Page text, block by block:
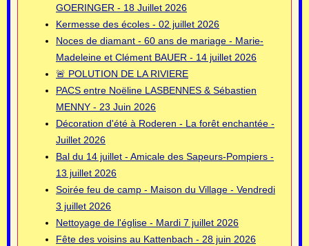
GOERINGER - 18 Juillet 2026
Kermesse des écoles - 02 juillet 2026
Noces de diamant - 60 ans de mariage - Marie-
Madeleine et Clément BAUER - 14 juillet 2026
🚨 POLUTION DE LA RIVIERE
PACS entre Noëline LASBENNES & Sébastien
MENNY - 23 Juin 2026
Décoration d'été à Roderen - La forêt enchantée -
Juillet 2026
Bal du 14 juillet - Amicale des Sapeurs-Pompiers -
13 juillet 2026
Soirée feu de camp - Maison du Village - Vendredi
3 juillet 2026
Nettoyage de l'église - Mardi 7 juillet 2026
Fête des voisins au Kattenbach - 28 juin 2026